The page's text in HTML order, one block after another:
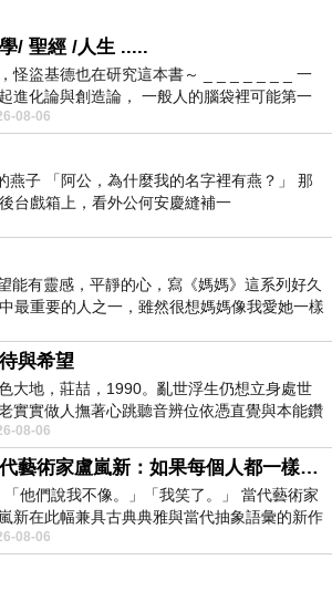
/ 聖經 /人生 .....
怪盜基德也在研究這本書～ _ _ _ _ _ _ _ 一
進化論與創造論， 一般人的腦袋裡可能第一
就有「 進化論很科
08-06
燕子 「阿公，為什麼我的名字裡有燕？」 那
台戲箱上，看外公何安慶縫補一
能有靈感，平靜的心，寫《媽媽》這系列好久
最重要的人之一，雖然很想媽媽像我愛她一樣
與希望
大地，莊喆，1990。亂世浮生仍想立身處世
實實做人撫著心跳聽音辨位依憑直覺與本能鑽
隙的亮處探索另一個心聲另一個共鳴的
08-06
當代藝術家盧嵐新：如果每個人都一樣，這世界該有多無聊？
他們說我不像。」「我笑了。」 當代藝術家
新在此幅兼具古典典雅與當代抽象語彙的新作
以沈靜的藍色空間為背景，描繪了
08-06